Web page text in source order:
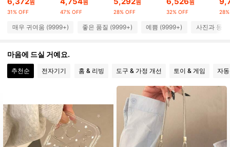
4.91 67K 팔로워
4.91 67K 팔로워
4.91 67K 팔로워
4.91 67K 팔로워
원
31% OFF
원
47% OFF
원
28% OFF
원
32% OFF
매우 귀여움 (9999+) 좋은 품질 (9999+) 예쁨 (9999+) 사진과 동
마음에 드실 거예요.
추천순 전자기기 홈 & 리빙 도구 & 가정 개선 토이 & 게임 자